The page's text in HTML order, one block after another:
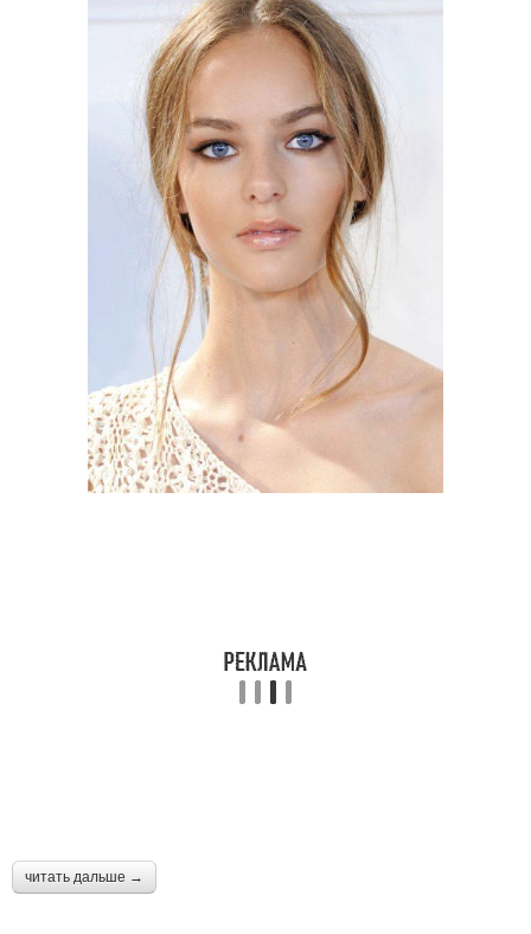
Осенний макияж Макияж для девушек
Косметики для макияжа Макияж для детей
Макияж на новый год
Цвета для новогоднего
макияжа
Бирюзово-золотистый
макияж
читать дальше →